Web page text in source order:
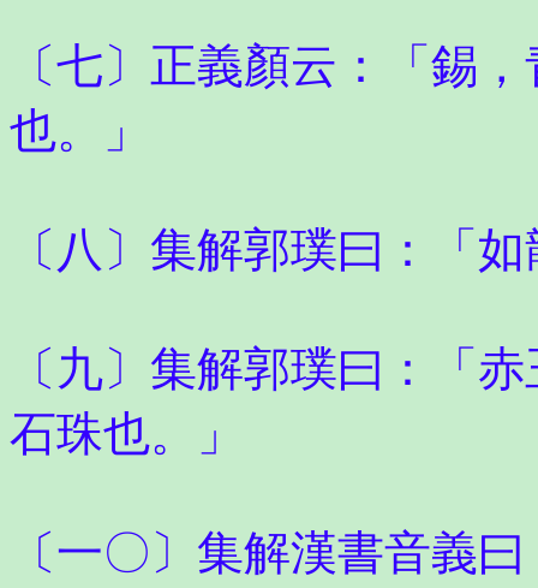
〔七〕正義顏云：「錫
也。」
〔八〕集解郭璞曰：「
〔九〕集解郭璞曰：「
石珠也。」
〔一〇〕集解漢書音義